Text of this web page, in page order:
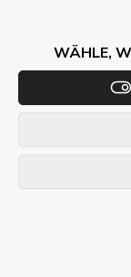
WÄHLE,